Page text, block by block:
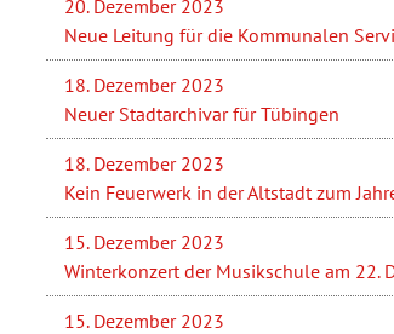
20. Dezember 2023
Neue Leitung für die Kommunalen
18. Dezember 2023
Neuer Stadtarchivar für Tübingen
18. Dezember 2023
Kein Feuerwerk in der Altstadt zum
15. Dezember 2023
Winterkonzert der Musikschule am 22.
15. Dezember 2023